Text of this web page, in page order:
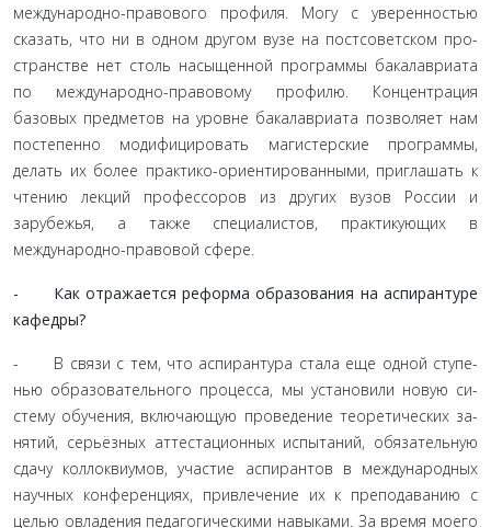
международно-правового профиля. Могу с уверенностью
сказать, что ни в одном другом вузе на постсоветском про­
странстве нет столь насыщенной программы бакалавриата
по международно-правовому профилю. Концентрация
базовых предметов на уровне бакалавриата позволяет нам
постепенно модифицировать магистерские программы,
делать их более практико-ориентированными, приглашать к
чтению лекций профессоров из других вузов России и
зарубежья, а также спе­циалистов, практикующих в
международно-правовой сфере.
- Как отражается реформа образования на аспиран­туре
кафедры?
- В связи с тем, что аспирантура стала еще одной ступе­
нью образовательного процесса, мы установили новую си­
стему обучения, включающую проведение теоретических за­
нятий, серьёзных аттестационных испытаний, обязательную
сдачу коллоквиумов, участие аспирантов в международных
научных конференциях, привлечение их к преподаванию с
целью овладения педагогическими навыками. За время мое­го